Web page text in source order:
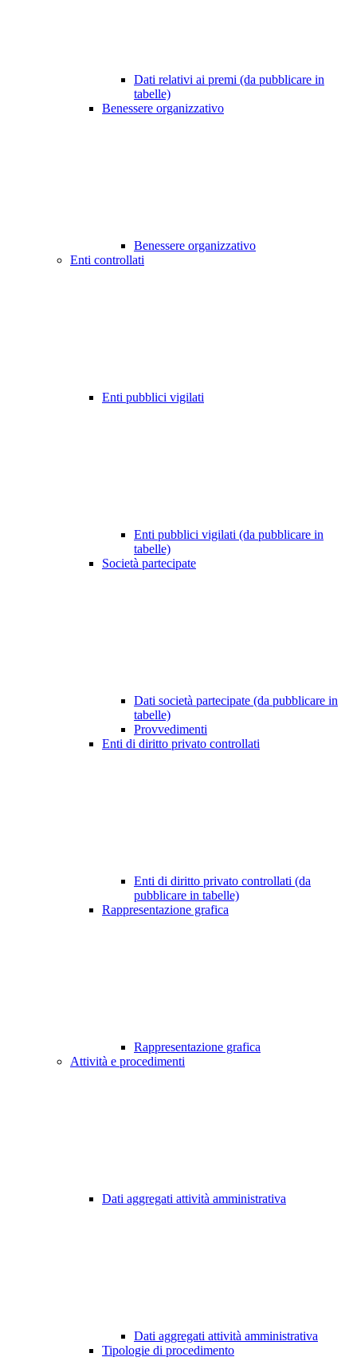
Dati relativi ai premi (da pubblicare in
tabelle)
Benessere organizzativo
Benessere organizzativo
Enti controllati
Enti pubblici vigilati
Enti pubblici vigilati (da pubblicare in
tabelle)
Società partecipate
Dati società partecipate (da pubblicare in
tabelle)
Provvedimenti
Enti di diritto privato controllati
Enti di diritto privato controllati (da
pubblicare in tabelle)
Rappresentazione grafica
Rappresentazione grafica
Attività e procedimenti
Dati aggregati attività amministrativa
Dati aggregati attività amministrativa
Tipologie di procedimento